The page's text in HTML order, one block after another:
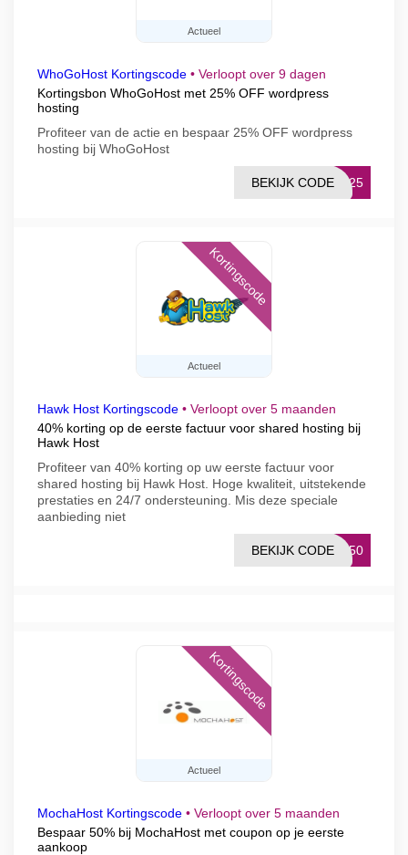
Actueel
WhoGoHost Kortingscode • Verloopt over 9 dagen
Kortingsbon WhoGoHost met 25% OFF wordpress
hosting
Profiteer van de actie en bespaar 25% OFF wordpress
hosting bij WhoGoHost
NG25
BEKIJK CODE
Actueel
Kortingscode
Hawk Host Kortingscode • Verloopt over 5 maanden
40% korting op de eerste factuur voor shared hosting bij
Hawk Host
Profiteer van 40% korting op uw eerste factuur voor
shared hosting bij Hawk Host. Hoge kwaliteit, uitstekende
prestaties en 24/7 ondersteuning. Mis deze speciale
aanbieding niet
ST50
BEKIJK CODE
Actueel
Kortingscode
MochaHost Kortingscode • Verloopt over 5 maanden
Bespaar 50% bij MochaHost met coupon op je eerste
aankoop